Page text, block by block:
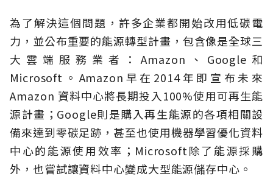
為了解決這個問題，許多企業都開始改用低碳電
力，並公布重要的能源轉型計畫，包含像是全球三
大雲端服務業者：Amazon、Google和
Microsoft。Amazon早在2014年即宣布未來
Amazon 資料中心將長期投入100%使用可再生能
源計畫；Google則是購入再生能源的各項相關設
備來達到零碳足跡，甚至也使用機器學習優化資料
中心的能源使用效率；Microsoft除了能源採購
外，也嘗試讓資料中心變成大型能源儲存中心。